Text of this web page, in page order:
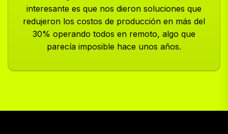
interesante es que nos dieron soluciones que
redujeron los costos de producción en más del
30% operando todos en remoto, algo que
parecía imposible hace unos años.